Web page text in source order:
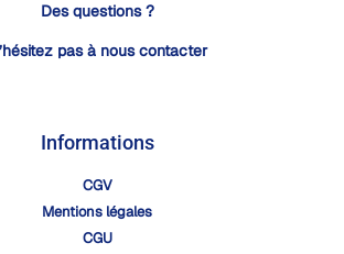
Des questions ?
pas à nous contacter
Informations
CGV
Mentions légales
CGU